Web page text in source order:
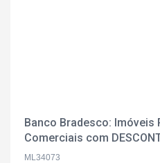
Banco Bradesco: Imóveis
Comerciais com
ML34073